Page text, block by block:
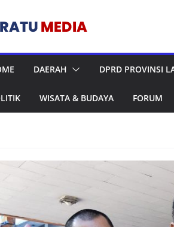
DAERAH DPRD PROVINSI
WISATA & BUDAYA FORUM